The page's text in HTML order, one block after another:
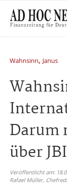
Wahnsinn, Janus
Darum
über JBI
Veröffentlicht am:
Rafael Müller,